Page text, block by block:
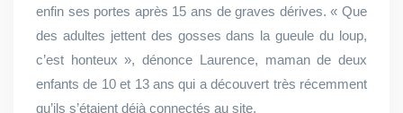
enfin ses portes après 15 ans de graves dérives. « Que
des adultes jettent des gosses dans la gueule du loup,
c’est honteux », dénonce Laurence, maman de deux
enfants de 10 et 13 ans qui a découvert très récemment
qu’ils s’étaient déjà connectés au site.